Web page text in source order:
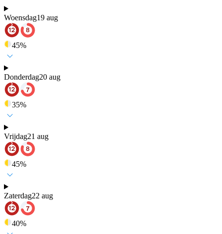
Woensdag19 aug
45%
Donderdag20 aug
35%
Vrijdag21 aug
45%
Zaterdag22 aug
40%